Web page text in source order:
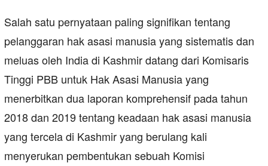
Salah satu pernyataan paling signifikan tentang
pelanggaran hak asasi manusia yang sistematis dan
meluas oleh India di Kashmir datang dari Komisaris
Tinggi PBB untuk Hak Asasi Manusia yang
menerbitkan dua laporan komprehensif pada tahun
2018 dan 2019 tentang keadaan hak asasi manusia
yang tercela di Kashmir yang berulang kali
menyerukan pembentukan sebuah Komisi